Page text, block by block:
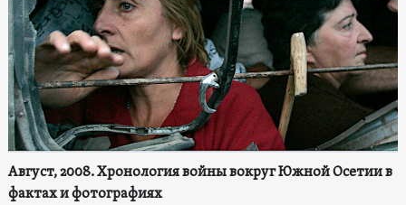
Август, 2008. Хронология войны вокруг Южной Осетии в
фактах и фотографиях